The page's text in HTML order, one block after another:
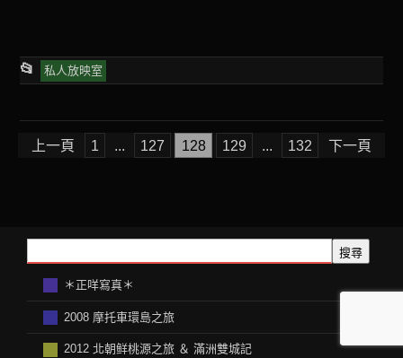
📂
This
was
posted
私人放映室
上一頁 1 ... 127 128 129 ... 132 下一頁
搜尋
＊正咩寫真＊
2008 摩托車環島之旅
2012 北朝鲜桃源之旅 ＆ 滿洲雙城記